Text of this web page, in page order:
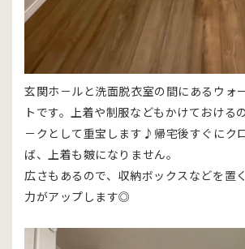
玄関ホ－ルと洗面脱衣室の間にあるウォ
トです。上着や制服などもかけておける
－クとして重宝します♪帰宅後すぐにク
ば、上着も皴になりません。
広さもあるので、収納ボックスなどを置
力がアップします◎